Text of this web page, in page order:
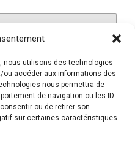
nous utilisons des technologies
accéder aux informations des
nous permettra de
de navigation ou les ID
ou de retirer son
sur certaines caractéristiques
les indésirables.En
données de vos